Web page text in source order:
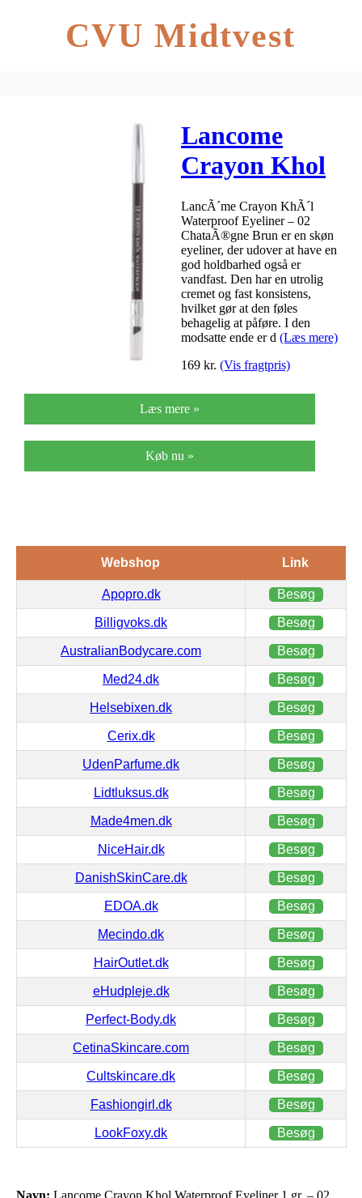
CVU Midtvest
Lancome
Crayon Khol
Waterproof
Eyeliner 1 gr.
– 02
Chataigne
Brun
LancÃ´me Crayon KhÃ´l
Waterproof Eyeliner – 02
ChataÃ®gne Brun er en skøn
eyeliner, der udover at have en
god holdbarhed også er
vandfast. Den har en utrolig
cremet og fast konsistens,
hvilket gør at den føles
behagelig at påføre. I den
modsatte ende er d (Læs mere)
169 kr. (Vis fragtpris)
Læs mere »
Køb nu »
Webshop Link
Apopro.dk Besøg
Billigvoks.dk Besøg
AustralianBodycare.com Besøg
Med24.dk Besøg
Helsebixen.dk Besøg
Cerix.dk Besøg
UdenParfume.dk Besøg
Lidtluksus.dk Besøg
Made4men.dk Besøg
NiceHair.dk Besøg
DanishSkinCare.dk Besøg
EDOA.dk Besøg
Mecindo.dk Besøg
HairOutlet.dk Besøg
eHudpleje.dk Besøg
Perfect-Body.dk Besøg
CetinaSkincare.com Besøg
Cultskincare.dk Besøg
Fashiongirl.dk Besøg
LookFoxy.dk Besøg
Navn: Lancome Crayon Khol Waterproof Eyeliner 1 gr. – 02